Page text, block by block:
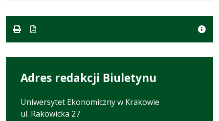
formacie:
21
Adres redakcji Biuletynu
Uniwersytet Ekonomiczny w Krakowie
ul. Rakowicka 27